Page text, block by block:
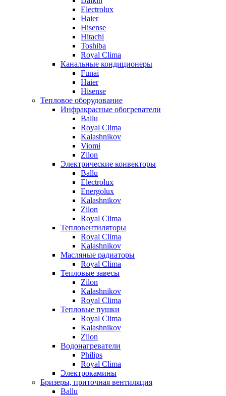
Electrolux
Haier
Hisense
Hitachi
Toshiba
Royal Clima
Канальные кондиционеры
Funai
Haier
Hisense
Тепловое оборудование
Инфракрасные обогреватели
Ballu
Royal Clima
Kalashnikov
Viomi
Zilon
Электрические конвекторы
Ballu
Electrolux
Energolux
Kalashnikov
Zilon
Royal Clima
Тепловентиляторы
Royal Clima
Kalashnikov
Масляные радиаторы
Royal Clima
Тепловые завесы
Zilon
Kalashnikov
Royal Clima
Тепловые пушки
Royal Clima
Kalashnikov
Zilon
Водонагреватели
Philips
Royal Clima
Электрокамины
Бризеры, приточная вентиляция
Ballu